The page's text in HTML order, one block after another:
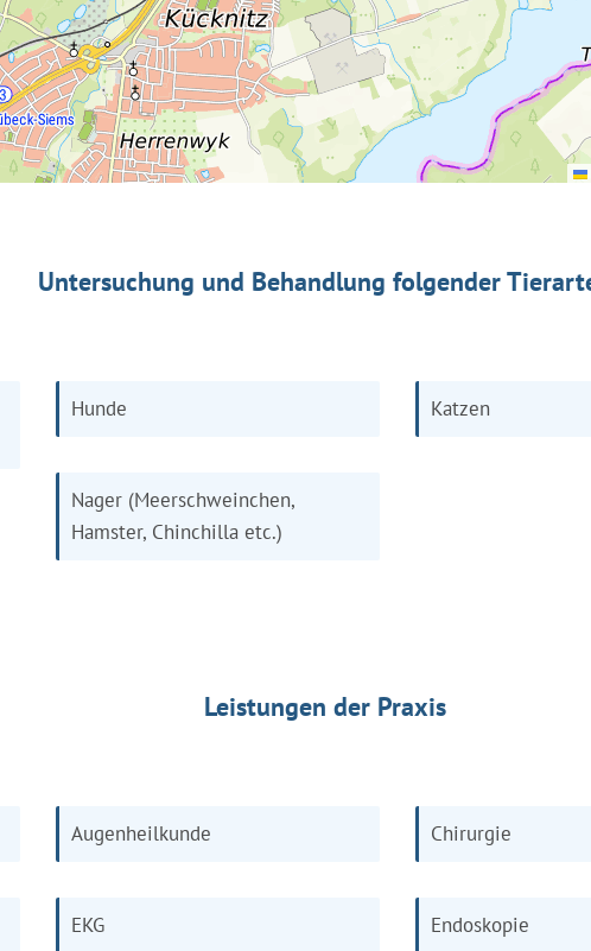
Untersuchung und Behandlung folgender
Hunde Katzen
Nager (Meerschweinchen,
Hamster, Chinchilla etc.)
Leistungen der Praxis
Augenheilkunde Chirurgie
EKG Endoskopie